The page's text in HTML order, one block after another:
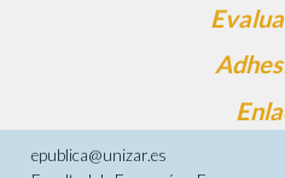
epublica@unizar.es